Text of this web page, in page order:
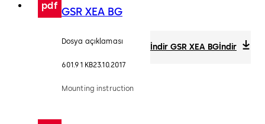
pdf GSR XEA BG
Dosya açıklaması
601.91 KB23.10.2017
Mounting instruction
İndir GSR XEA BGİndir